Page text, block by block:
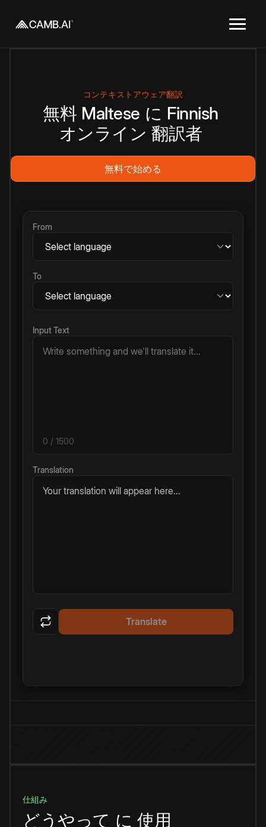
コンテキストアウェア翻訳
無料 Maltese に Finnish
オンライン 翻訳者
無料で始める
From
To
Input Text
0 / 1500
Translation
Your translation will appear here...
Translate
仕組み
どうやって に 使用